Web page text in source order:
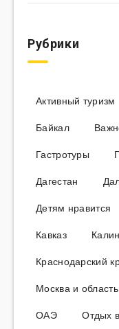
Рубрики
Активный туризм
Байкал
Гастротуры
Дагестан
Детям нравится
Кавказ
Краснодарский
Москва и область
ОАЭ
Отдых